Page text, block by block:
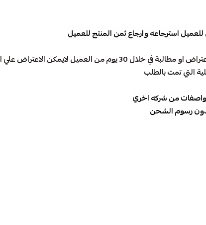
استرجاعه وارجاع ثمن المنتج للعميل
في حالة ارجاع الطلبات وتسوية المبالغ المستحقة لها ولم يصل اي اعتراض او مطالبة في
التي تمت بالطلب
من شركه اخري
رسوم الشحن